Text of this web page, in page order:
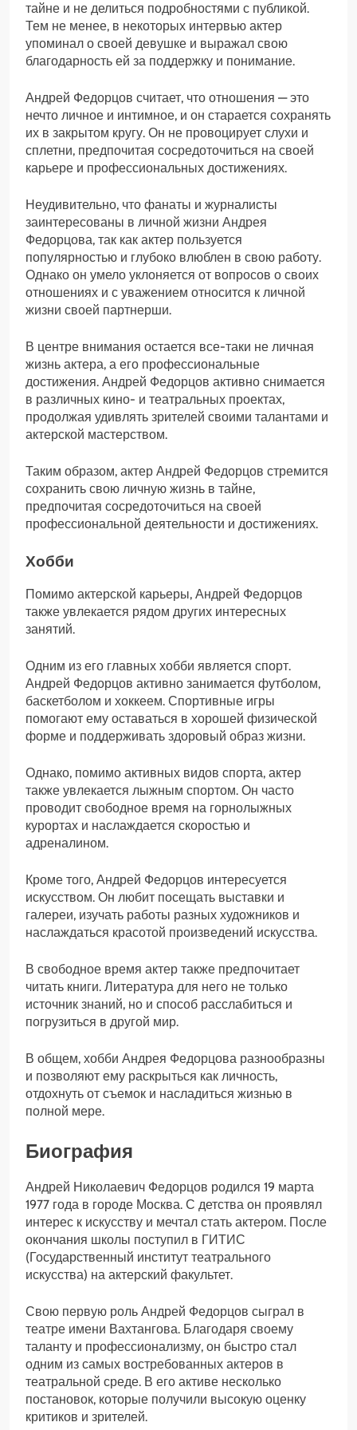
тайне и не делиться подробностями с публикой.
Тем не менее, в некоторых интервью актер
упоминал о своей девушке и выражал свою
благодарность ей за поддержку и понимание.
Андрей Федорцов считает, что отношения — это
нечто личное и интимное, и он старается сохранять
их в закрытом кругу. Он не провоцирует слухи и
сплетни, предпочитая сосредоточиться на своей
карьере и профессиональных достижениях.
Неудивительно, что фанаты и журналисты
заинтересованы в личной жизни Андрея
Федорцова, так как актер пользуется
популярностью и глубоко влюблен в свою работу.
Однако он умело уклоняется от вопросов о своих
отношениях и с уважением относится к личной
жизни своей партнерши.
В центре внимания остается все-таки не личная
жизнь актера, а его профессиональные
достижения. Андрей Федорцов активно снимается
в различных кино- и театральных проектах,
продолжая удивлять зрителей своими талантами и
актерской мастерством.
Таким образом, актер Андрей Федорцов стремится
сохранить свою личную жизнь в тайне,
предпочитая сосредоточиться на своей
профессиональной деятельности и достижениях.
Хобби
Помимо актерской карьеры, Андрей Федорцов
также увлекается рядом других интересных
занятий.
Одним из его главных хобби является спорт.
Андрей Федорцов активно занимается футболом,
баскетболом и хоккеем. Спортивные игры
помогают ему оставаться в хорошей физической
форме и поддерживать здоровый образ жизни.
Однако, помимо активных видов спорта, актер
также увлекается лыжным спортом. Он часто
проводит свободное время на горнолыжных
курортах и наслаждается скоростью и
адреналином.
Кроме того, Андрей Федорцов интересуется
искусством. Он любит посещать выставки и
галереи, изучать работы разных художников и
наслаждаться красотой произведений искусства.
В свободное время актер также предпочитает
читать книги. Литература для него не только
источник знаний, но и способ расслабиться и
погрузиться в другой мир.
В общем, хобби Андрея Федорцова разнообразны
и позволяют ему раскрыться как личность,
отдохнуть от съемок и насладиться жизнью в
полной мере.
Биография
Андрей Николаевич Федорцов родился 19 марта
1977 года в городе Москва. С детства он проявлял
интерес к искусству и мечтал стать актером. После
окончания школы поступил в ГИТИС
(Государственный институт театрального
искусства) на актерский факультет.
Свою первую роль Андрей Федорцов сыграл в
театре имени Вахтангова. Благодаря своему
таланту и профессионализму, он быстро стал
одним из самых востребованных актеров в
театральной среде. В его активе несколько
постановок, которые получили высокую оценку
критиков и зрителей.